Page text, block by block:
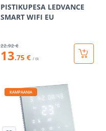
PISTIKUPESA LEDVANCE
SMART WIFI EU
22.92 €
13.75 € / tk
KAMPAANIA